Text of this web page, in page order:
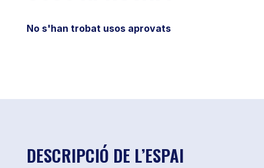
No s'han trobat usos aprovats
DESCRIPCIÓ DE L’ESPAI